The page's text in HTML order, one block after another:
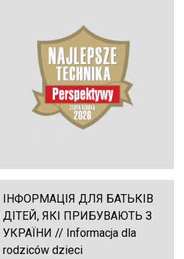
ІНФОРМАЦІЯ ДЛЯ БАТЬКІВ
ДІТЕЙ, ЯКІ ПРИБУВАЮТЬ З
УКРАЇНИ // Informacja dla
rodziców dzieci